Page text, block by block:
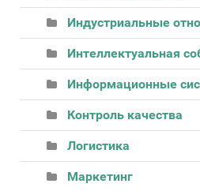
Индустриальные
Интеллектуальная
Информационные
Контроль качества
Логистика
Маркетинг